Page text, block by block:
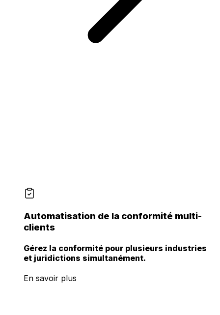
Automatisation de la conformité multi-
clients
Gérez la conformité pour plusieurs industries
et juridictions simultanément.
En savoir plus